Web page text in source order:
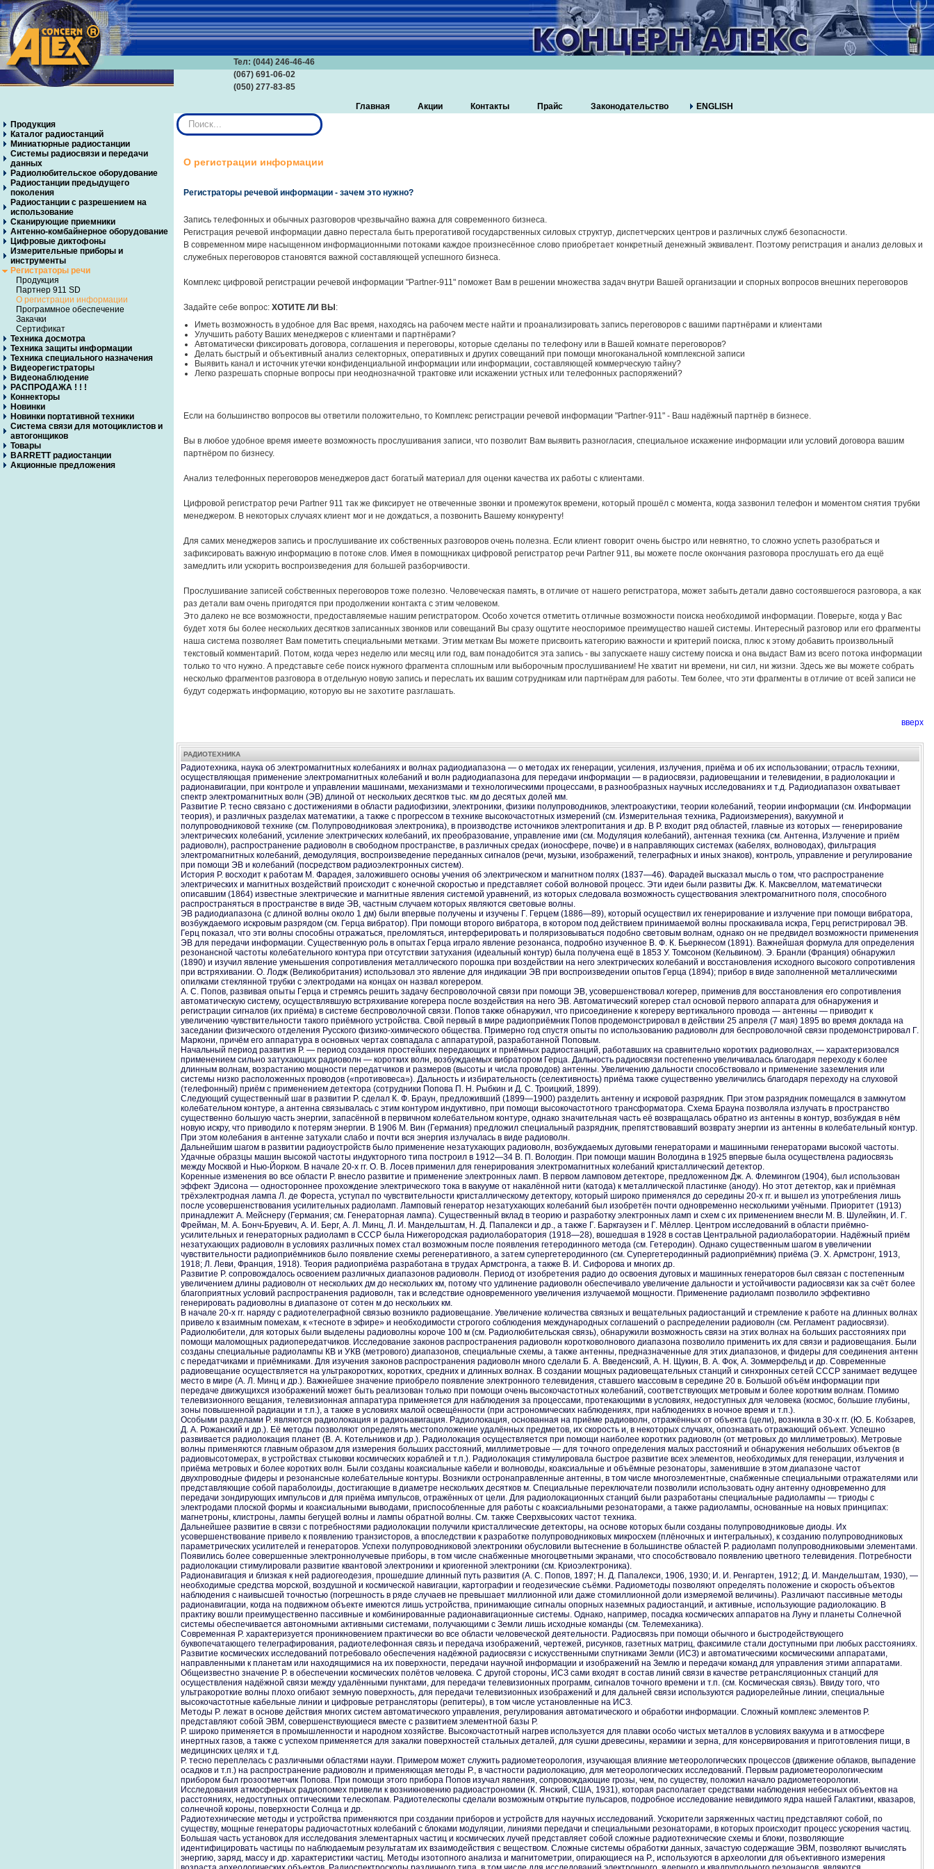
Тел: (044) 246-46-46
(067) 691-06-02
(050) 277-83-85
Главная
Акции Контакты Прайс Законодательство
ENGLISH
Продукция
Каталог радиостанций
Миниатюрные радиостанции
Системы радиосвязи и передачи
данных
Радиолюбительское оборудование
Радиостанции предыдущего
поколения
Радиостанции с разрешением на
использование
Сканирующие приемники
Антенно-комбайнерное оборудование
Цифровые диктофоны
Измерительные приборы и
инструменты
Регистраторы речи
Продукция
Партнер 911 SD
О регистрации информации
Программное обеспечение
Закачки
Сертификат
Техника досмотра
Техника защиты информации
Техника специального назначения
Видеорегистраторы
Видеонаблюдение
РАСПРОДАЖА ! ! !
Коннекторы
Новинки
Новинки портативной техники
Система связи для мотоциклистов и
автогонщиков
Товары
BARRETT радиостанции
Акционные предложения
Искать...
О регистрации информации
Регистраторы речевой информации - зачем это нужно?
Запись телефонных и обычных разговоров чрезвычайно важна для современного бизнеса.
Регистрация речевой информации давно перестала быть прерогативой государственных силовых структур, диспетчерских центров и различных служб безопасности.
В современном мире насыщенном информационными потоками каждое произнесённое слово приобретает конкретный денежный эквивалент. Поэтому регистрация и анализ деловых и
служебных переговоров становятся важной составляющей успешного бизнеса.
Комплекс цифровой регистрации речевой информации "Partner-911" поможет Вам в решении множества задач внутри Вашей организации и спорных вопросов внешних переговоров
Задайте себе вопрос: ХОТИТЕ ЛИ ВЫ :
Иметь возможность в удобное для Вас время, находясь на рабочем месте найти и проанализировать запись переговоров с вашими партнёрами и клиентами
Улучшить работу Ваших менеджеров с клиентами и партнёрами?
Автоматически фиксировать договора, соглашения и переговоры, которые сделаны по телефону или в Вашей комнате переговоров?
Делать быстрый и объективный анализ селекторных, оперативных и других совещаний при помощи многоканальной комплексной записи
Выявить канал и источник утечки конфиденциальной информации или информации, составляющей коммерческую тайну?
Легко разрешать спорные вопросы при неоднозначной трактовке или искажении устных или телефонных распоряжений?
Если на большинство вопросов вы ответили положительно, то Комплекс регистрации речевой информации "Partner-911" - Ваш надёжный партнёр в бизнесе.
Вы в любое удобное время имеете возможность прослушивания записи, что позволит Вам выявить разногласия, специальное искажение информации или условий договора вашим
партнёром по бизнесу.
Анализ телефонных переговоров менеджеров даст богатый материал для оценки качества их работы с клиентами.
Цифровой регистратор речи Partner 911 так же фиксирует не отвеченные звонки и промежуток времени, который прошёл с момента, когда зазвонил телефон и моментом снятия трубки
менеджером. В некоторых случаях клиент мог и не дождаться, а позвонить Вашему конкуренту!
Для самих менеджеров запись и прослушивание их собственных разговоров очень полезна. Если клиент говорит очень быстро или невнятно, то сложно успеть разобраться и
зафиксировать важную информацию в потоке слов. Имея в помощниках цифровой регистратор речи Partner 911, вы можете после окончания разговора прослушать его да ещё
замедлить или ускорить воспроизведения для большей разборчивости.
Прослушивание записей собственных переговоров тоже полезно. Человеческая память, в отличие от нашего регистратора, может забыть детали давно состоявшегося разговора, а как
раз детали вам очень пригодятся при продолжении контакта с этим человеком.
Это далеко не все возможности, предоставляемые нашим регистратором. Особо хочется отметить отличные возможности поиска необходимой информации. Поверьте, когда у Вас
будет хотя бы более нескольких десятков записанных звонков или совещаний Вы сразу ощутите неоспоримое преимущество нашей системы. Интересный разговор или его фрагменты
наша система позволяет Вам пометить специальными метками. Этим меткам Вы можете присвоить категорию важности и критерий поиска, плюс к этому добавить произвольный
текстовый комментарий. Потом, когда через неделю или месяц или год, вам понадобится эта запись - вы запускаете нашу систему поиска и она выдаст Вам из всего потока информации
только то что нужно. А представьте себе поиск нужного фрагмента сплошным или выборочным прослушиванием! Не хватит ни времени, ни сил, ни жизни. Здесь же вы можете собрать
несколько фрагментов разговора в отдельную новую запись и переслать их вашим сотрудникам или партнёрам для работы. Тем более, что эти фрагменты в отличие от всей записи не
будут содержать информацию, которую вы не захотите разглашать.
вверх
РАДИОТЕХНИКА
Радиотехника, наука об электромагнитных колебаниях и волнах радиодиапазона — о методах их генерации, усиления, излучения, приёма и об их использовании; отрасль техники,
осуществляющая применение электромагнитных колебаний и волн радиодиапазона для передачи информации — в радиосвязи, радиовещании и телевидении, в радиолокации и
радионавигации, при контроле и управлении машинами, механизмами и технологическими процессами, в разнообразных научных исследованиях и т.д. Радиодиапазон охватывает
спектр электромагнитных волн (ЭВ) длиной от нескольких десятков тыс. км до десятых долей мм.
Развитие Р. тесно связано с достижениями в области радиофизики, электроники, физики полупроводников, электроакустики, теории колебаний, теории информации (см. Информации
теория), и различных разделах математики, а также с прогрессом в технике высокочастотных измерений (см. Измерительная техника, Радиоизмерения), вакуумной и
полупроводниковой технике (см. Полупроводниковая электроника), в производстве источников электропитания и др. В Р. входит ряд областей, главные из которых — генерирование
электрических колебаний, усиление электрических колебаний, их преобразование, управление ими (см. Модуляция колебаний), антенная техника (см. Антенна, Излучение и приём
радиоволн), распространение радиоволн в свободном пространстве, в различных средах (ионосфере, почве) и в направляющих системах (кабелях, волноводах), фильтрация
электромагнитных колебаний, демодуляция, воспроизведение переданных сигналов (речи, музыки, изображений, телеграфных и иных знаков), контроль, управление и регулирование
при помощи ЭВ и колебаний (посредством радиоэлектронных систем).
История Р. восходит к работам М. Фарадея, заложившего основы учения об электрическом и магнитном полях (1837—46). Фарадей высказал мысль о том, что распространение
электрических и магнитных воздействий происходит с конечной скоростью и представляет собой волновой процесс. Эти идеи были развиты Дж. К. Максвеллом, математически
описавшим (1864) известные электрические и магнитные явления системой уравнений, из которых следовала возможность существования электромагнитного поля, способного
распространяться в пространстве в виде ЭВ, частным случаем которых являются световые волны.
ЭВ радиодиапазона (с длиной волны около 1 дм) были впервые получены и изучены Г. Герцем (1886—89), который осуществил их генерирование и излучение при помощи вибратора,
возбуждаемого искровым разрядом (см. Герца вибратор). При помощи второго вибратора, в котором под действием принимаемой волны проскакивала искра, Герц регистрировал ЭВ.
Герц показал, что эти волны способны отражаться, преломляться, интерферировать и поляризовываться подобно световым волнам, однако он не предвидел возможности применения
ЭВ для передачи информации. Существенную роль в опытах Герца играло явление резонанса, подробно изученное В. Ф. К. Бьеркнесом (1891). Важнейшая формула для определения
резонансной частоты колебательного контура при отсутствии затухания (идеальный контур) была получена ещё в 1853 У. Томсоном (Кельвином). Э. Бранли (Франция) обнаружил
(1890) и изучил явление уменьшения сопротивления металлического порошка при воздействии на него электрических колебаний и восстановления исходного высокого сопротивления
при встряхивании. О. Лодж (Великобритания) использовал это явление для индикации ЭВ при воспроизведении опытов Герца (1894); прибор в виде заполненной металлическими
опилками стеклянной трубки с электродами на концах он назвал когерером.
А. С. Попов, развивая опыты Герца и стремясь решить задачу беспроволочной связи при помощи ЭВ, усовершенствовал когерер, применив для восстановления его сопротивления
автоматическую систему, осуществлявшую встряхивание когерера после воздействия на него ЭВ. Автоматический когерер стал основой первого аппарата для обнаружения и
регистрации сигналов (их приёма) в системе беспроволочной связи. Попов также обнаружил, что присоединение к когереру вертикального провода — антенны — приводит к
увеличению чувствительности такого приёмного устройства. Свой первый в мире радиоприёмник Попов продемонстрировал в действии 25 апреля (7 мая) 1895 во время доклада на
заседании физического отделения Русского физико-химического общества. Примерно год спустя опыты по использованию радиоволн для беспроволочной связи продемонстрировал Г.
Маркони, причём его аппаратура в основных чертах совпадала с аппаратурой, разработанной Поповым.
Начальный период развития Р. — период создания простейших передающих и приёмных радиостанций, работавших на сравнительно коротких радиоволнах, — характеризовался
применением сильно затухающих радиоволн — коротких волн, возбуждаемых вибратором Герца. Дальность радиосвязи постепенно увеличивалась благодаря переходу к более
длинным волнам, возрастанию мощности передатчиков и размеров (высоты и числа проводов) антенны. Увеличению дальности способствовало и применение заземления или
системы низко расположенных проводов («противовеса»). Дальность и избирательность (селективность) приёма также существенно увеличились благодаря переходу на слуховой
(телефонный) приём с применением детектора (сотрудники Попова П. Н. Рыбкин и Д. С. Троицкий, 1899).
Следующий существенный шаг в развитии Р. сделал К. Ф. Браун, предложивший (1899—1900) разделить антенну и искровой разрядник. При этом разрядник помещался в замкнутом
колебательном контуре, а антенна связывалась с этим контуром индуктивно, при помощи высокочастотного трансформатора. Схема Брауна позволяла излучать в пространство
существенно большую часть энергии, запасённой в первичном колебательном контуре, однако значительная часть её возвращалась обратно из антенны в контур, возбуждая в нём
новую искру, что приводило к потерям энергии. В 1906 М. Вин (Германия) предложил специальный разрядник, препятствовавший возврату энергии из антенны в колебательный контур.
При этом колебания в антенне затухали слабо и почти вся энергия излучалась в виде радиоволн.
Дальнейшим шагом в развитии радиоустройств было применение незатухающих радиоволн, возбуждаемых дуговыми генераторами и машинными генераторами высокой частоты.
Удачные образцы машин высокой частоты индукторного типа построил в 1912—34 В. П. Вологдин. При помощи машин Вологдина в 1925 впервые была осуществлена радиосвязь
между Москвой и Нью-Йорком. В начале 20-х гг. О. В. Лосев применил для генерирования электромагнитных колебаний кристаллический детектор.
Коренные изменения во все области Р. внесло развитие и применение электронных ламп. В первом ламповом детекторе, предложенном Дж. А. Флемингом (1904), был использован
эффект Эдисона — одностороннее прохождение электрического тока в вакууме от накалённой нити (катода) к металлической пластинке (аноду). Но этот детектор, как и приёмная
трёхэлектродная лампа Л. де Фореста, уступал по чувствительности кристаллическому детектору, который широко применялся до середины 20-х гг. и вышел из употребления лишь
после усовершенствования усилительных радиоламп. Ламповый генератор незатухающих колебаний был изобретён почти одновременно несколькими учёными. Приоритет (1913)
принадлежит А. Мейснеру (Германия; см. Генераторная лампа). Существенный вклад в теорию и разработку электронных ламп и схем с их применением внесли М. В. Шулейкин, И. Г.
Фрейман, М. А. Бонч-Бруевич, А. И. Берг, А. Л. Минц, Л. И. Мандельштам, Н. Д. Папалекси и др., а также Г. Баркгаузен и Г. Мёллер. Центром исследований в области приёмно-
усилительных и генераторных радиоламп в СССР была Нижегородская радиолаборатория (1918—28), вошедшая в 1928 в состав Центральной радиолаборатории. Надёжный приём
незатухающих радиоволн в условиях различных помех стал возможным после появления гетеродинного метода (см. Гетеродин). Однако существенным шагом в увеличении
чувствительности радиоприёмников было появление схемы регенеративного, а затем супергетеродинного (см. Супергетеродинный радиоприёмник) приёма (Э. Х. Армстронг, 1913,
1918; Л. Леви, Франция, 1918). Теория радиоприёма разработана в трудах Армстронга, а также В. И. Сифорова и многих др.
Развитие Р. сопровождалось освоением различных диапазонов радиоволн. Период от изобретения радио до освоения дуговых и машинных генераторов был связан с постепенным
увеличением длины радиоволн от нескольких дм до нескольких км, потому что удлинение радиоволн обеспечивало увеличение дальности и устойчивости радиосвязи как за счёт более
благоприятных условий распространения радиоволн, так и вследствие одновременного увеличения излучаемой мощности. Применение радиоламп позволило эффективно
генерировать радиоволны в диапазоне от сотен м до нескольких км.
В начале 20-х гг. наряду с радиотелеграфной связью возникло радиовещание. Увеличение количества связных и вещательных радиостанций и стремление к работе на длинных волнах
привело к взаимным помехам, к «тесноте в эфире» и необходимости строгого соблюдения международных соглашений о распределении радиоволн (см. Регламент радиосвязи).
Радиолюбители, для которых были выделены радиоволны короче 100 м (см. Радиолюбительская связь), обнаружили возможность связи на этих волнах на больших расстояниях при
помощи маломощных радиопередатчиков. Исследование законов распространения радиоволн коротковолнового диапазона позволило применить их для связи и радиовещания. Были
созданы специальные радиолампы КВ и УКВ (метрового) диапазонов, специальные схемы, а также антенны, предназначенные для этих диапазонов, и фидеры для соединения антенн
с передатчиками и приёмниками. Для изучения законов распространения радиоволн много сделали Б. А. Введенский, А. Н. Щукин, В. А. Фок, А. Зоммерфельд и др. Современные
радиовещание осуществляется на ультракоротких, коротких, средних и длинных волнах. В создании мощных радиовещательных станций и синхронных сетей СССР занимает ведущее
место в мире (А. Л. Минц и др.). Важнейшее значение приобрело появление электронного телевидения, ставшего массовым в середине 20 в. Большой объём информации при
передаче движущихся изображений может быть реализован только при помощи очень высокочастотных колебаний, соответствующих метровым и более коротким волнам. Помимо
телевизионного вещания, телевизионная аппаратура применяется для наблюдения за процессами, протекающими в условиях, недоступных для человека (космос, большие глубины,
зоны повышенной радиации и т.п.), а также в условиях малой освещённости (при астрономических наблюдениях, при наблюдениях в ночное время и т.п.).
Особыми разделами Р. являются радиолокация и радионавигация. Радиолокация, основанная на приёме радиоволн, отражённых от объекта (цели), возникла в 30-х гг. (Ю. Б. Кобзарев,
Д. А. Рожанский и др.). Её методы позволяют определять местоположение удалённых предметов, их скорость и, в некоторых случаях, опознавать отражающий объект. Успешно
развивается радиолокация планет (В. А. Котельников и др.). Радиолокация осуществляется при помощи наиболее коротких радиоволн (от метровых до миллиметровых). Метровые
волны применяются главным образом для измерения больших расстояний, миллиметровые — для точного определения малых расстояний и обнаружения небольших объектов (в
радиовысотомерах, в устройствах стыковки космических кораблей и т.п.). Радиолокация стимулировала быстрое развитие всех элементов, необходимых для генерации, излучения и
приёма метровых и более коротких волн. Были созданы коаксиальные кабели и волноводы, коаксиальные и объёмные резонаторы, заменившие в этом диапазоне частот
двухпроводные фидеры и резонансные колебательные контуры. Возникли остронаправленные антенны, в том числе многоэлементные, снабженные специальными отражателями или
представляющие собой параболоиды, достигающие в диаметре нескольких десятков м. Специальные переключатели позволили использовать одну антенну одновременно для
передачи зондирующих импульсов и для приёма импульсов, отражённых от цели. Для радиолокационных станций были разработаны специальные радиолампы — триоды с
электродами плоской формы и коаксиальными выводами, приспособленные для работы с коаксиальными резонаторами, а также радиолампы, основанные на новых принципах:
магнетроны, клистроны, лампы бегущей волны и лампы обратной волны. См. также Сверхвысоких частот техника.
Дальнейшее развитие в связи с потребностями радиолокации получили кристаллические детекторы, на основе которых были созданы полупроводниковые диоды. Их
усовершенствование привело к появлению транзисторов, а впоследствии к разработке полупроводниковых микросхем (плёночных и интегральных), к созданию полупроводниковых
параметрических усилителей и генераторов. Успехи полупроводниковой электроники обусловили вытеснение в большинстве областей Р. радиоламп полупроводниковыми элементами.
Появились более совершенные электроннолучевые приборы, в том числе снабженные многоцветными экранами, что способствовало появлению цветного телевидения. Потребности
радиолокации стимулировали развитие квантовой электроники и криогенной электроники (см. Криоэлектроника).
Радионавигация и близкая к ней радиогеодезия, прошедшие длинный путь развития (А. С. Попов, 1897; Н. Д. Папалекси, 1906, 1930; И. И. Ренгартен, 1912; Д. И. Мандельштам, 1930), —
необходимые средства морской, воздушной и космической навигации, картографии и геодезические съёмки. Радиометоды позволяют определять положение и скорость объектов
наблюдения с наивысшей точностью (погрешность в ряде случаев не превышает миллионной или даже стомиллионной доли измеряемой величины). Различают пассивные методы
радионавигации, когда на подвижном объекте имеются лишь устройства, принимающие сигналы опорных наземных радиостанций, и активные, использующие радиолокацию. В
практику вошли преимущественно пассивные и комбинированные радионавигационные системы. Однако, например, посадка космических аппаратов на Луну и планеты Солнечной
системы обеспечивается автономными активными системами, получающими с Земли лишь исходные команды (см. Телемеханика).
Современная Р. характеризуется проникновением практически во все области человеческой деятельности. Радиосвязь при помощи обычного и быстродействующего
буквопечатающего телеграфирования, радиотелефонная связь и передача изображений, чертежей, рисунков, газетных матриц, факсимиле стали доступными при любых расстояниях.
Развитие космических исследований потребовало обеспечения надёжной радиосвязи с искусственными спутниками Земли (ИСЗ) и автоматическими космическими аппаратами,
направленными к планетам или находящимися на их поверхности, передачи научной информации и изображений на Землю и передачи команд для управления этими аппаратами.
Общеизвестно значение Р. в обеспечении космических полётов человека. С другой стороны, ИСЗ сами входят в состав линий связи в качестве ретрансляционных станций для
осуществления надёжной связи между удалёнными пунктами, для передачи телевизионных программ, сигналов точного времени и т.п. (см. Космическая связь). Ввиду того, что
ультракороткие волны плохо огибают земную поверхность, для передачи телевизионных изображений и для дальней связи используются радиорелейные линии, специальные
высокочастотные кабельные линии и цифровые ретрансляторы (репитеры), в том числе установленные на ИСЗ.
Методы Р. лежат в основе действия многих систем автоматического управления, регулирования автоматического и обработки информации. Сложный комплекс элементов Р.
представляют собой ЭВМ, совершенствующиеся вместе с развитием элементной базы Р.
Р. широко применяется в промышленности и народном хозяйстве. Высокочастотный нагрев используется для плавки особо чистых металлов в условиях вакуума и в атмосфере
инертных газов, а также с успехом применяется для закалки поверхностей стальных деталей, для сушки древесины, керамики и зерна, для консервирования и приготовления пищи, в
медицинских целях и т.д.
Р. тесно переплелась с различными областями науки. Примером может служить радиометеорология, изучающая влияние метеорологических процессов (движение облаков, выпадение
осадков и т.п.) на распространение радиоволн и применяющая методы Р., в частности радиолокацию, для метеорологических исследований. Первым радиометеорологическим
прибором был грозоотметчик Попова. При помощи этого прибора Попов изучал явления, сопровождающие грозы, чем, по существу, положил начало радиометеорологии.
Исследования атмосферных радиопомех привели к возникновению радиоастрономии (К. Янский, США, 1931), которая располагает средствами наблюдения небесных объектов на
расстояниях, недоступных оптическими телескопам. Радиотелескопы сделали возможным открытие пульсаров, подробное исследование невидимого ядра нашей Галактики, квазаров,
солнечной короны, поверхности Солнца и др.
Радиотехнические методы и устройства применяются при создании приборов и устройств для научных исследований. Ускорители заряженных частиц представляют собой, по
существу, мощные генераторы радиочастотных колебаний с блоками модуляции, линиями передачи и специальными резонаторами, в которых происходит процесс ускорения частиц.
Большая часть установок для исследования элементарных частиц и космических лучей представляет собой сложные радиотехнические схемы и блоки, позволяющие
идентифицировать частицы по наблюдаемым результатам их взаимодействия с веществом. Сложные системы обработки данных, зачастую содержащие ЭВМ, позволяют вычислять
энергию, заряд, массу и др. характеристики частиц. Методы изотопного анализа и магнитометрии, опирающиеся на Р., используются в археологии для объективного измерения